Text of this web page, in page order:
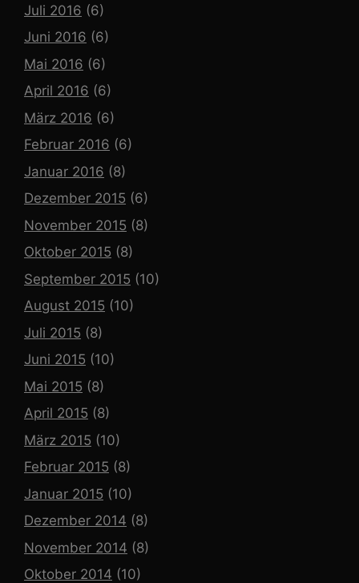
Juli 2016 (6)
Juni 2016 (6)
Mai 2016 (6)
April 2016 (6)
März 2016 (6)
Februar 2016 (6)
Januar 2016 (8)
Dezember 2015 (6)
November 2015 (8)
Oktober 2015 (8)
September 2015 (10)
August 2015 (10)
Juli 2015 (8)
Juni 2015 (10)
Mai 2015 (8)
April 2015 (8)
März 2015 (10)
Februar 2015 (8)
Januar 2015 (10)
Dezember 2014 (8)
November 2014 (8)
Oktober 2014 (10)